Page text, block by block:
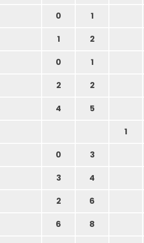
0
1
1
2
0
1
2
2
4
5
1
0
3
3
4
2
6
6
8